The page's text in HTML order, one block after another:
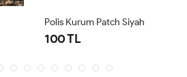
Polis Kurum Patch Siyah
100 TL